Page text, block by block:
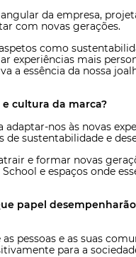
da empresa,
com novas gerações.
como
experiências mais
a essência da nossa
cultura da marca?
nos às novas
sustentabilidade e
e formar novas
e espaços onde
papel
pessoas e as suas
para a